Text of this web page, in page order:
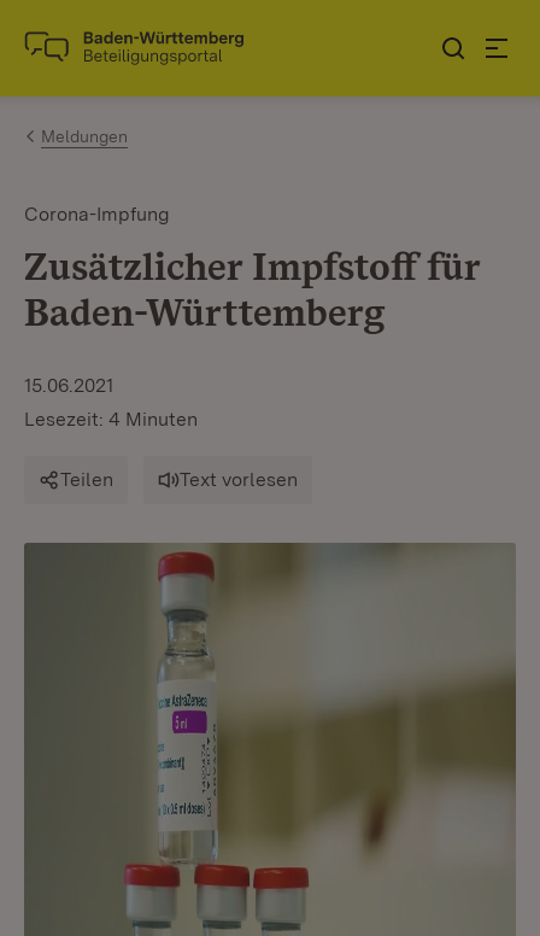
Zum Inhalt springen
Link zur Startseite
Meldungen
Corona-Impfung
Zusätzlicher Impfstoff für
Baden-Württemberg
15.06.2021
Lesezeit: 4 Minuten
Teilen Text vorlesen